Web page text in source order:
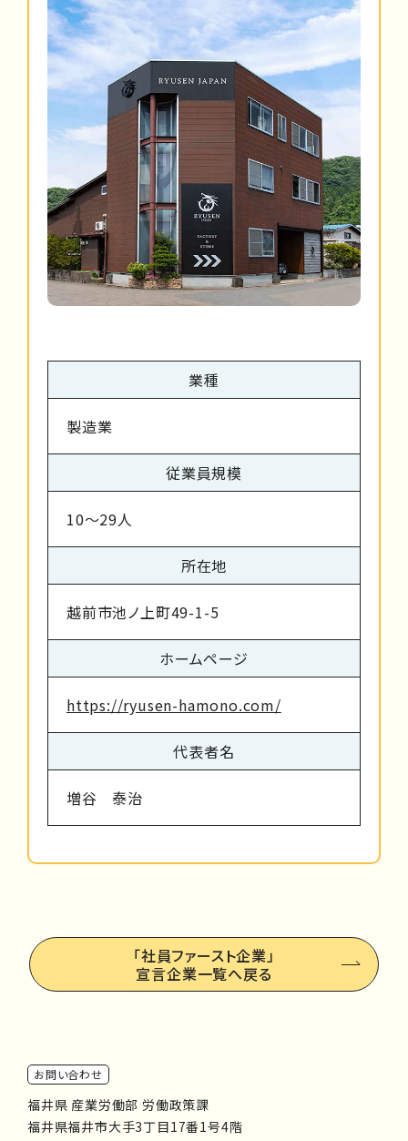
業種
製造業
従業員規模
10～29人
所在地
越前市池ノ上町49-1-5
ホームページ
https://ryusen-hamono.com/
代表者名
増谷 泰治
「社員ファースト企業」
宣言企業一覧へ戻る
お問い合わせ
福井県 産業労働部 労働政策課
福井県福井市大手3丁目17番1号4階